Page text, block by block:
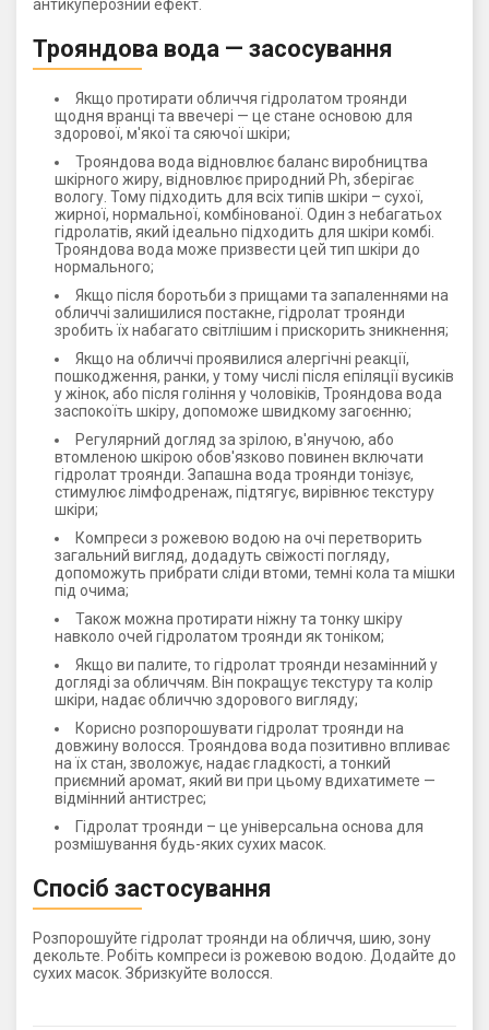
антикуперозний ефект.
Трояндова вода — засосування
Якщо протирати обличчя гідролатом троянди
щодня вранці та ввечері — це стане основою для
здорової, м'якої та сяючої шкіри;
Трояндова вода відновлює баланс виробництва
шкірного жиру, відновлює природний Ph, зберігає
вологу. Тому підходить для всіх типів шкіри – сухої,
жирної, нормальної, комбінованої. Один з небагатьох
гідролатів, який ідеально підходить для шкіри комбі.
Трояндова вода може призвести цей тип шкіри до
нормального;
Якщо після боротьби з прищами та запаленнями на
обличчі залишилися постакне, гідролат троянди
зробить їх набагато світлішим і прискорить зникнення;
Якщо на обличчі проявилися алергічні реакції,
пошкодження, ранки, у тому числі після епіляції вусиків
у жінок, або після гоління у чоловіків, Трояндова вода
заспокоїть шкіру, допоможе швидкому загоєнню;
Регулярний догляд за зрілою, в'янучою, або
втомленою шкірою обов'язково повинен включати
гідролат троянди. Запашна вода троянди тонізує,
стимулює лімфодренаж, підтягує, вирівнює текстуру
шкіри;
Компреси з рожевою водою на очі перетворить
загальний вигляд, додадуть свіжості погляду,
допоможуть прибрати сліди втоми, темні кола та мішки
під очима;
Також можна протирати ніжну та тонку шкіру
навколо очей гідролатом троянди як тоніком;
Якщо ви палите, то гідролат троянди незамінний у
догляді за обличчям. Він покращує текстуру та колір
шкіри, надає обличчю здорового вигляду;
Корисно розпорошувати гідролат троянди на
довжину волосся. Трояндова вода позитивно впливає
на їх стан, зволожує, надає гладкості, а тонкий
приємний аромат, який ви при цьому вдихатимете —
відмінний антистрес;
Гідролат троянди – це універсальна основа для
розмішування будь-яких сухих масок.
Спосіб застосування
Розпорошуйте гідролат троянди на обличчя, шию, зону
декольте. Робіть компреси із рожевою водою. Додайте до
сухих масок. Збризкуйте волосся.